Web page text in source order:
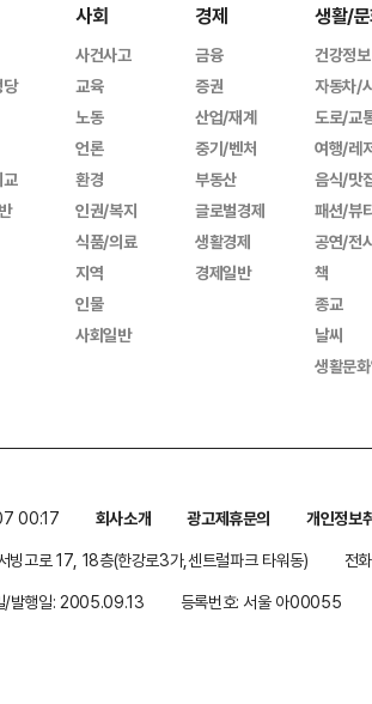
사회
사건사고
교육
노동
언론
환경
인권/복지
식품/의료
지역
인물
사회일반
경제
금융
증권
산업/재계
중기/벤처
부동산
글로벌경제
생활경제
경제일반
생활/
건강정보
자동차/
도로/교
여행/레
음식/맛
패션/뷰
공연/전
책
종교
날씨
생활문
00:17 회사소개 광고제휴문의
개인정보
빙고로 17, 18층(한강로3가,센트럴파크 타워동)
전
/발행일: 2005.09.13 등록번호: 서울 아00055